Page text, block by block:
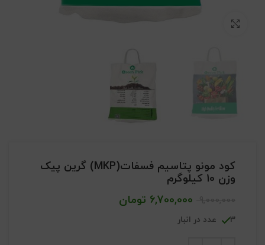
کود مونو پتاسیم فسفات(MKP) گرین پیک
وزن 10 کیلوگرم
6,700,000 تومان
3 عدد در انبار